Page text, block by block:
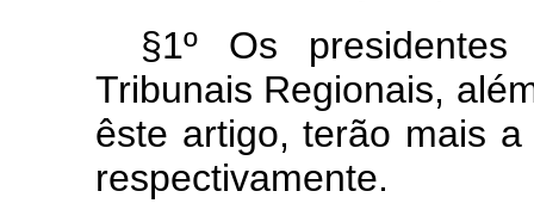
§1º Os
Tribunais Regionais,
êste artigo, terão mais
respectivamente.